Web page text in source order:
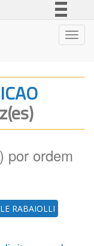
Canais
por ordem
RABAIOLLI